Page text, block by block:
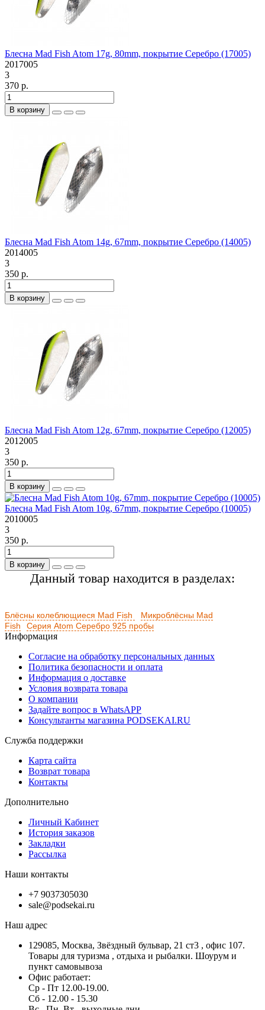
Блесна Mad Fish Atom 17g, 80mm, покрытие Серебро (17005)
2017005
3
370 р.
В корзину
Блесна Mad Fish Atom 14g, 67mm, покрытие Серебро (14005)
2014005
3
350 р.
В корзину
Блесна Mad Fish Atom 12g, 67mm, покрытие Серебро (12005)
2012005
3
350 р.
В корзину
Блесна Mad Fish Atom 10g, 67mm, покрытие Серебро (10005)
2010005
3
350 р.
В корзину
Данный товар находится в разделах:
Блёсны колеблющиеся Mad Fish
Микроблёсны Mad
Fish
Серия Atom Серебро 925 пробы
Информация
Согласие на обработку персональных данных
Политика безопасности и оплата
Информация о доставке
Условия возврата товара
О компании
Задайте вопрос в WhatsAPP
Консультанты магазина PODSEKAI.RU
Служба поддержки
Карта сайта
Возврат товара
Контакты
Дополнительно
Личный Кабинет
История заказов
Закладки
Рассылка
Наши контакты
+7 9037305030
sale@podsekai.ru
Наш адрес
129085, Москва, Звёздный бульвар, 21 ст3 , офис 107.
Товары для туризма , отдыха и рыбалки. Шоурум и
пункт самовывоза
Офис работает:
Ср - Пт 12.00-19.00.
Сб - 12.00 - 15.30